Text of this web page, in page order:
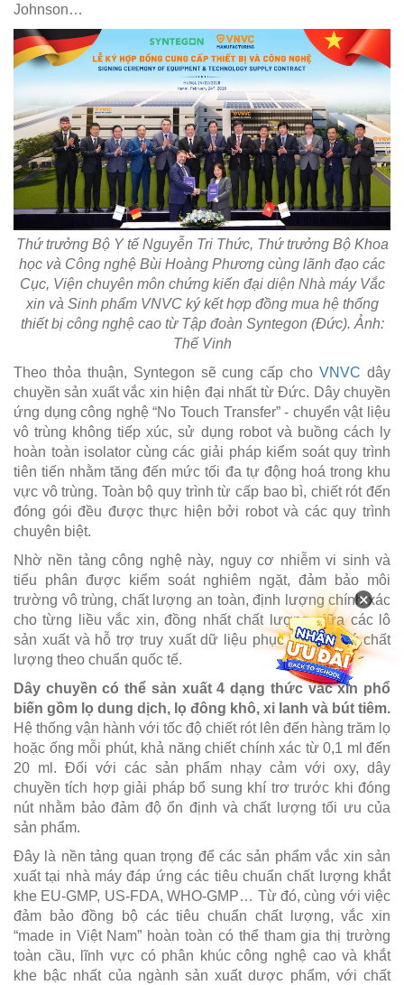
Johnson…
Thứ trưởng Bộ Y tế Nguyễn Tri Thức, Thứ trưởng Bộ Khoa
học và Công nghệ Bùi Hoàng Phương cùng lãnh đạo các
Cục, Viện chuyên môn chứng kiến đại diện Nhà máy Vắc
xin và Sinh phẩm VNVC ký kết hợp đồng mua hệ thống
thiết bị công nghệ cao từ Tập đoàn Syntegon (Đức). Ảnh:
Thế Vinh
Theo thỏa thuận, Syntegon sẽ cung cấp choVNVC dây
chuyền sản xuất vắc xin hiện đại nhất từ Đức. Dây chuyền
ứng dụng công nghệ “No Touch Transfer” - chuyển vật liệu
vô trùng không tiếp xúc, sử dụng robot và buồng cách ly
hoàn toàn isolator cùng các giải pháp kiểm soát quy trình
tiên tiến nhằm tăng đến mức tối đa tự động hoá trong khu
vực vô trùng. Toàn bộ quy trình từ cấp bao bì, chiết rót đến
đóng gói đều được thực hiện bởi robot và các quy trình
chuyên biệt.
Nhờ nền tảng công nghệ này, nguy cơ nhiễm vi sinh và
tiểu phân được kiểm soát nghiêm ngặt, đảm bảo môi
trường vô trùng, chất lượng an toàn, định lượng chính xác
cho từng liều vắc xin, đồng nhất chất lượng giữa các lô
sản xuất và hỗ trợ truy xuất dữ liệu phục vụ quản lý chất
lượng theo chuẩn quốc tế.
Dây chuyền có thể sản xuất 4 dạng thức vắc xin phổ
biến gồm lọ dung dịch, lọ đông khô, xi lanh và bút tiêm.
Hệ thống vận hành với tốc độ chiết rót lên đến hàng trăm lọ
hoặc ống mỗi phút, khả năng chiết chính xác từ 0,1 ml đến
20 ml. Đối với các sản phẩm nhạy cảm với oxy, dây
chuyền tích hợp giải pháp bổ sung khí trơ trước khi đóng
nút nhằm bảo đảm độ ổn định và chất lượng tối ưu của
sản phẩm.
Đây là nền tảng quan trọng để các sản phẩm vắc xin sản
xuất tại nhà máy đáp ứng các tiêu chuẩn chất lượng khắt
khe EU-GMP, US-FDA, WHO-GMP… Từ đó, cùng với việc
đảm bảo đồng bộ các tiêu chuẩn chất lượng, vắc xin
“made in Việt Nam” hoàn toàn có thể tham gia thị trường
toàn cầu, lĩnh vực có phân khúc công nghệ cao và khắt
khe bậc nhất của ngành sản xuất dược phẩm, với chất
×